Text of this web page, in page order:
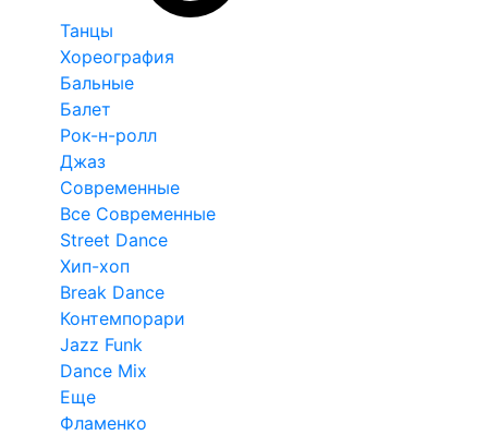
Танцы
Хореография
Бальные
Балет
Рок-н-ролл
Джаз
Современные
Все Современные
Street Dance
Хип-хоп
Break Dance
Контемпорари
Jazz Funk
Dance Mix
Еще
Фламенко